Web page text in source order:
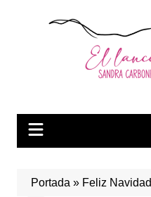
Portada » Feliz Navidad